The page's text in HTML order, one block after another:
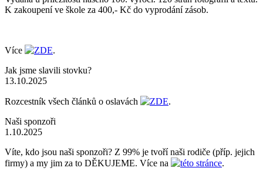
K zakoupení ve škole za 400,- Kč do vyprodání zásob.
Více ZDE.
Jak jsme slavili stovku?
13.10.2025
Rozcestník všech článků o oslavách ZDE.
Naši sponzoři
1.10.2025
Víte, kdo jsou naši sponzoři? Z 99% je tvoří naši rodiče (příp. jejich
firmy) a my jim za to DĚKUJEME. Více na
této stránce.